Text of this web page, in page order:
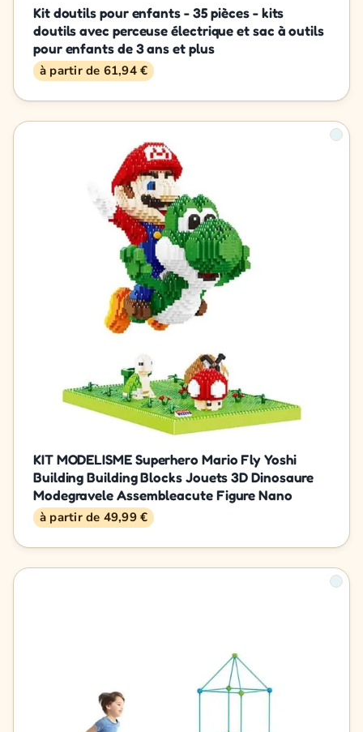
Kit doutils pour enfants - 35 pièces - kits
doutils avec perceuse électrique et sac à outils
pour enfants de 3 ans et plus
à partir de 61,94 €
KIT MODELISME Superhero Mario Fly Yoshi
Building Building Blocks Jouets 3D Dinosaure
Modegravele Assembleacute Figure Nano
à partir de 49,99 €